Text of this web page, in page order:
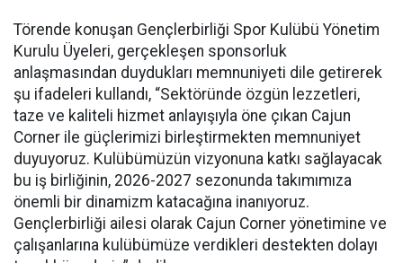
Törende konuşan Gençlerbirliği Spor Kulübü Yönetim
Kurulu Üyeleri, gerçekleşen sponsorluk
anlaşmasından duydukları memnuniyeti dile getirerek
şu ifadeleri kullandı, “Sektöründe özgün lezzetleri,
taze ve kaliteli hizmet anlayışıyla öne çıkan Cajun
Corner ile güçlerimizi birleştirmekten memnuniyet
duyuyoruz. Kulübümüzün vizyonuna katkı sağlayacak
bu iş birliğinin, 2026-2027 sezonunda takımımıza
önemli bir dinamizm katacağına inanıyoruz.
Gençlerbirliği ailesi olarak Cajun Corner yönetimine ve
çalışanlarına kulübümüze verdikleri destekten dolayı